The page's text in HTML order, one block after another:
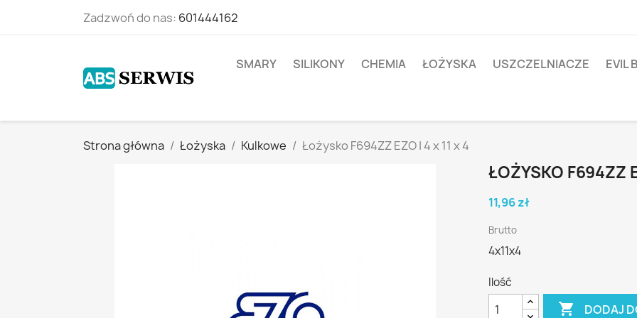
Zadzwoń do nas: 601444162
SMARY SILIKONY CHEMIA ŁOŻYSKA USZCZELNIACZE EVIL
Strona główna Łożyska Kulkowe Łożysko F694ZZ EZO | 4 x 11 x 4
ŁOŻYSKO F694ZZ
11,96 zł
Brutto
4x11x4
Ilość
 DODAJ